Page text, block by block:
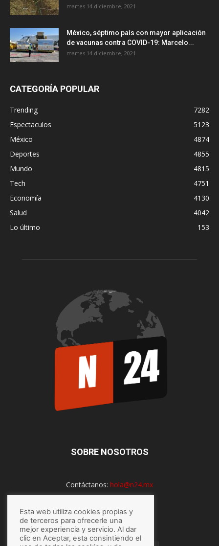
martes 14 diciembre, 2021
México, séptimo país con mayor aplicación
de vacunas contra COVID-19: Marcelo...
martes 14 diciembre, 2021
CATEGORÍA POPULAR
Trending
7282
Espectaculos
5123
México
4874
Deportes
4855
Mundo
4815
Tech
4751
Economía
4130
Salud
4042
Lo último
153
SOBRE NOSOTROS
Contáctanos: hola@n24.mx
SÍGUENOS
Esta web utiliza cookies propias y
de terceros para ofrecerle una
mejor experiencia y servicio. Al dar
clic en Aceptar, esta consintiendo el